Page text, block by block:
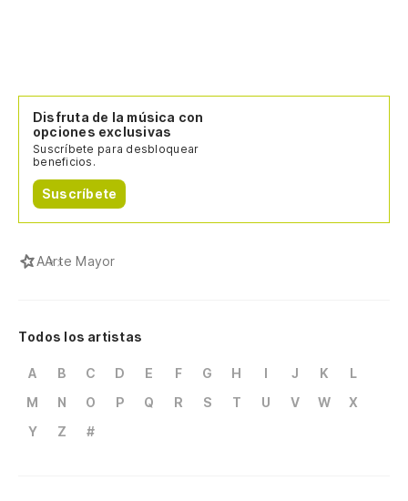
Disfruta de la música con
opciones exclusivas
Suscríbete para desbloquear
beneficios.
Suscríbete
AArte Mayor
Todos los artistas
A B C D E F G H I J K
L
M
N O P Q R S T U V W
X
Y
Z #